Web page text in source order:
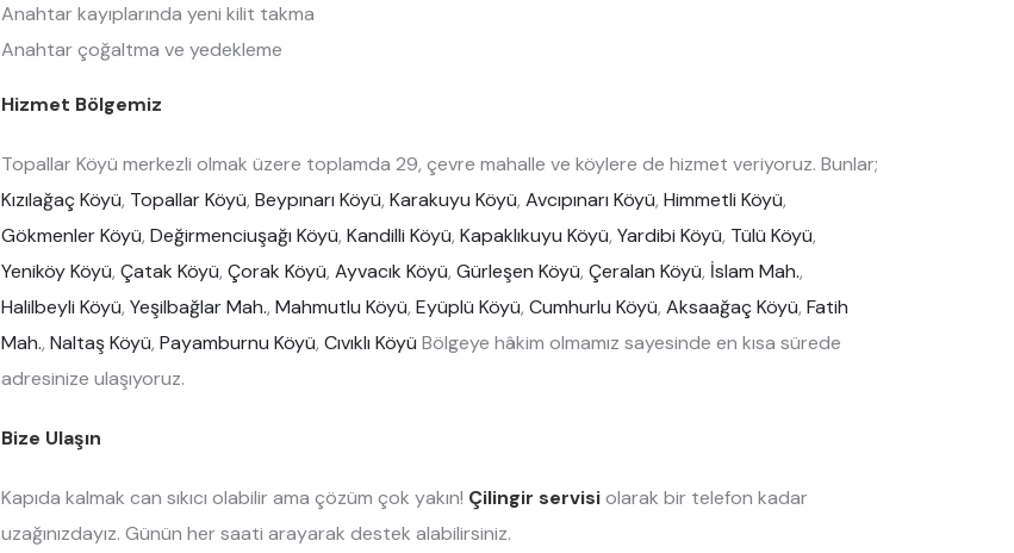
Anahtar kayıplarında yeni kilit takma
Anahtar çoğaltma ve yedekleme
Hizmet Bölgemiz
Topallar Köyü merkezli olmak üzere toplamda 29, çevre mahalle ve köylere de hizmet veriyoruz. Bunlar;
Kızılağaç Köyü, Topallar Köyü, Beypınarı Köyü, Karakuyu Köyü, Avcıpınarı Köyü, Himmetli Köyü,
Gökmenler Köyü, Değirmenciuşağı Köyü, Kandilli Köyü, Kapaklıkuyu Köyü, Yardibi Köyü, Tülü Köyü,
Yeniköy Köyü, Çatak Köyü, Çorak Köyü, Ayvacık Köyü, Gürleşen Köyü, Çeralan Köyü, İslam Mah.,
Halilbeyli Köyü, Yeşilbağlar Mah., Mahmutlu Köyü, Eyüplü Köyü, Cumhurlu Köyü, Aksaağaç Köyü, Fatih
Mah., Naltaş Köyü, Payamburnu Köyü, Cıvıklı Köyü Bölgeye hâkim olmamız sayesinde en kısa sürede
adresinize ulaşıyoruz.
Bize Ulaşın
Kapıda kalmak can sıkıcı olabilir ama çözüm çok yakın! Çilingir servisiolarak bir telefon kadar
uzağınızdayız. Günün her saati arayarak destek alabilirsiniz.